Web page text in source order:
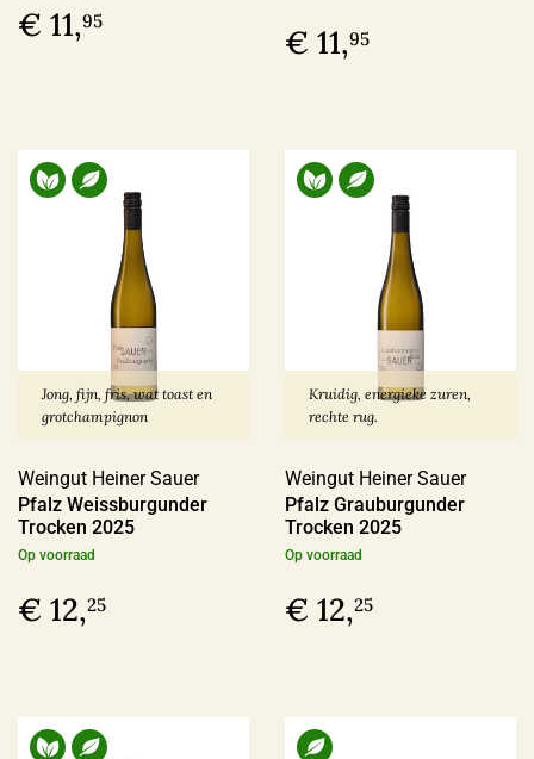
€ 11,95
€ 11,95
Jong, fijn, fris, wat toast en
grotchampignon
Weingut Heiner Sauer
Pfalz Weissburgunder
Trocken 2025
Op voorraad
€ 12,25
Kruidig, energieke zuren,
rechte rug.
Weingut Heiner Sauer
Pfalz Grauburgunder
Trocken 2025
Op voorraad
€ 12,25